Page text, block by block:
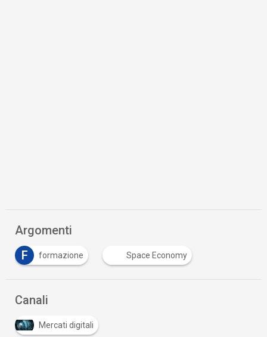
Argomenti
F
formazione Space Economy
Canali
Mercati digitali